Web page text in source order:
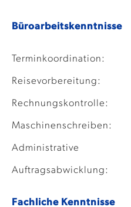
Büroarbeitskenntnisse
Terminkoordination:
Reisevorbereitung:
Rechnungskontrolle:
Maschinenschreiben:
Administrative
Auftragsabwicklung:
Fachliche Kenntnisse